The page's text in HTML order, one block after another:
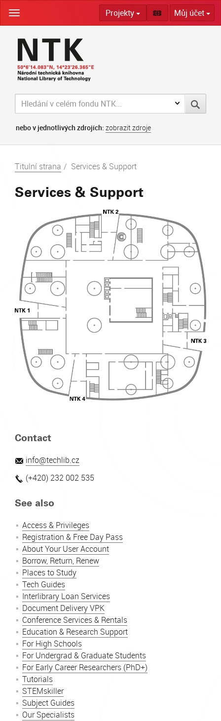
navigation
nebo v jednotlivých zdrojích: zobrazit zdroje
Projekty Můj účet
Titulní strana Services & Support
Services & Support
Contact
info@techlib.cz
(+420) 232 002 535
See also
Access & Privileges
Registration & Free Day Pass
About Your User Account
Borrow, Return, Renew
Places to Study
Tech Guides
Interlibrary Loan Services
Document Delivery VPK
Conference Services & Rentals
Education & Research Support
For High Schools
For Undergrad & Graduate Students
For Early Career Researchers (PhD+)
Tutorials
STEMskiller
Subject Guides
Our Specialists